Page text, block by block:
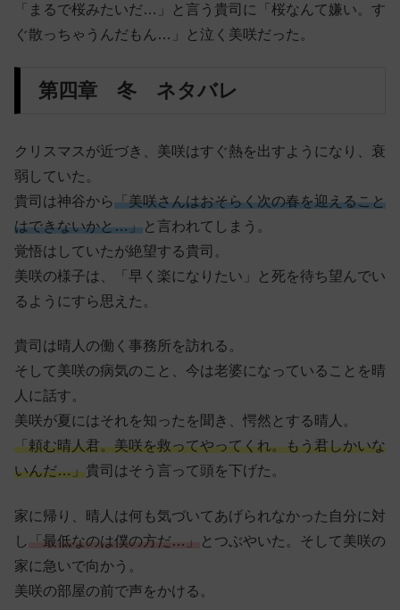
「まるで桜みたいだ…」と言う貴司に「桜なんて嫌い。す
ぐ散っちゃうんだもん…」と泣く美咲だった。
第四章 冬 ネタバレ
クリスマスが近づき、美咲はすぐ熱を出すようになり、衰
弱していた。
貴司は神谷から「美咲さんはおそらく次の春を迎えること
はできないかと…」と言われてしまう。
覚悟はしていたが絶望する貴司。
美咲の様子は、「早く楽になりたい」と死を待ち望んでい
るようにすら思えた。
貴司は晴人の働く事務所を訪れる。
そして美咲の病気のこと、今は老婆になっていることを晴
人に話す。
美咲が夏にはそれを知ったを聞き、愕然とする晴人。
「頼む晴人君。美咲を救ってやってくれ。もう君しかいな
いんだ…」貴司はそう言って頭を下げた。
家に帰り、晴人は何も気づいてあげられなかった自分に対
し
「最低なのは僕の方だ…」
とつぶやいた。そして美咲の
家に急いで向かう。
美咲の部屋の前で声をかける。